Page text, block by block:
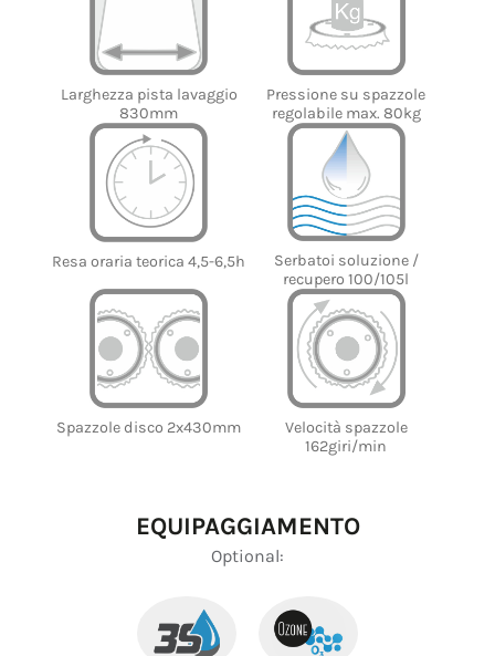
Larghezza pista lavaggio
830mm
Pressione su spazzole
regolabile max. 80kg
Resa oraria teorica 4,5-6,5h
Serbatoi soluzione /
recupero 100/105l
Spazzole disco 2x430mm
Velocità spazzole
162giri/min
EQUIPAGGIAMENTO
Optional: